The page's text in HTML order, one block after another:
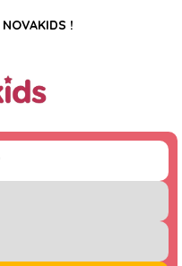
!
mãi đang chờ đợi